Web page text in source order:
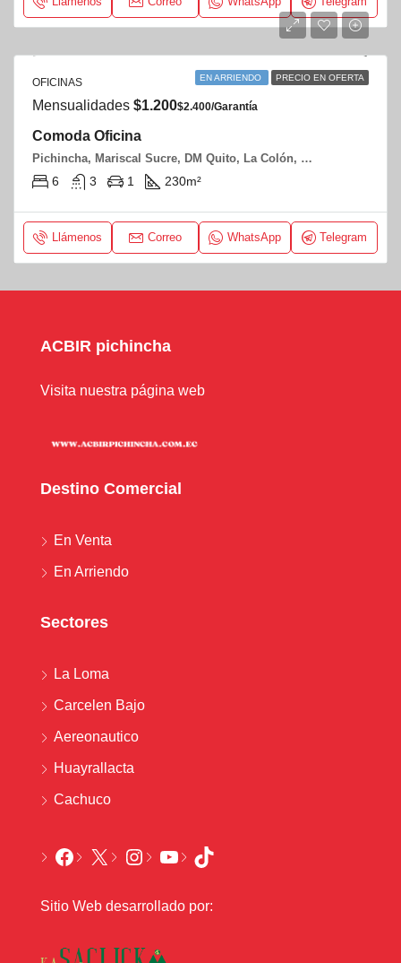
EN ARRIENDO PRECIO EN OFERTA
OFICINAS
Mensualidades $1.200$2.400/Garantía
Comoda Oficina
Pichincha, Mariscal Sucre, DM Quito, La Colón, Cordero E6-11 y Reina Victoria
6 3 1 230m²
Llámenos Correo WhatsApp Telegram
ACBIR pichincha
Visita nuestra página web
Destino Comercial
En Venta
En Arriendo
Sectores
La Loma
Carcelen Bajo
Aereonautico
Huayrallacta
Cachuco
Sitio Web desarrollado por: